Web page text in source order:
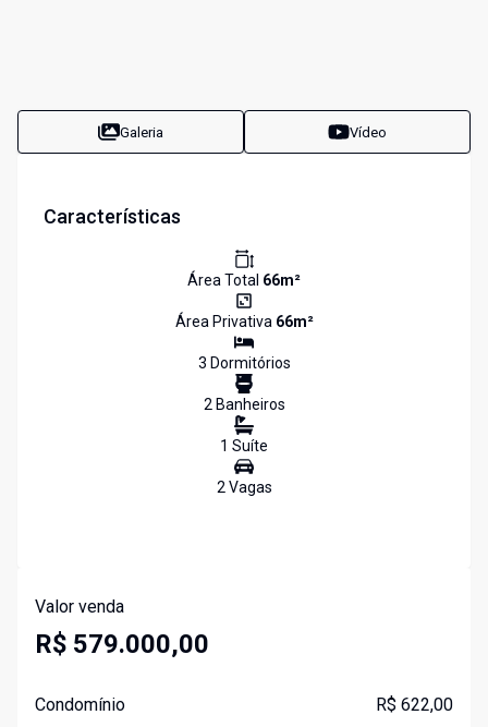
Galeria Vídeo
Características
Área Total 66m²
Área Privativa 66m²
3 Dormitórios
2Banheiros
1 Suíte
2Vagas
Valor venda
R$ 579.000,00
Condomínio R$ 622,00